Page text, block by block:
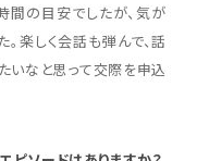
間の目安でしたが、気が
楽しく会話も弾んで、話
いなと思って交際を申込